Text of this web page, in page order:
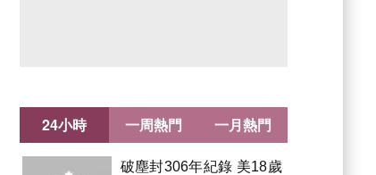
24小時
破塵封306年紀錄 美18歲
一周熱門 一月熱門